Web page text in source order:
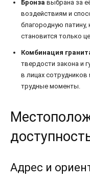
Бронза выбрана за
воздействиям и
благородную патину,
становится только
Комбинация
твердости закона и
в лицах
трудные моменты.
Адрес и